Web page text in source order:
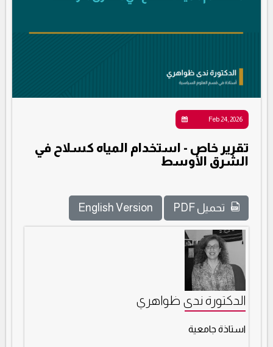
Feb 24, 2026
تقرير خاص - استخدام المياه كسلاح في
الشرق الأوسط
تحميل PDF English Version
الدكتورة ندى ظواهري
استاذة جامعية